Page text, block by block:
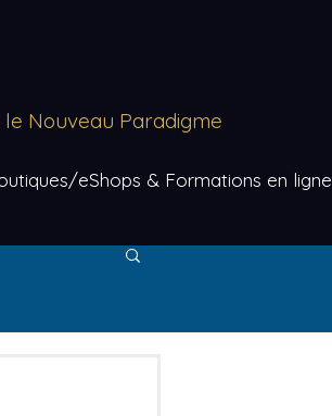
Nouveau Paradigme
eShops & Formations en ligne